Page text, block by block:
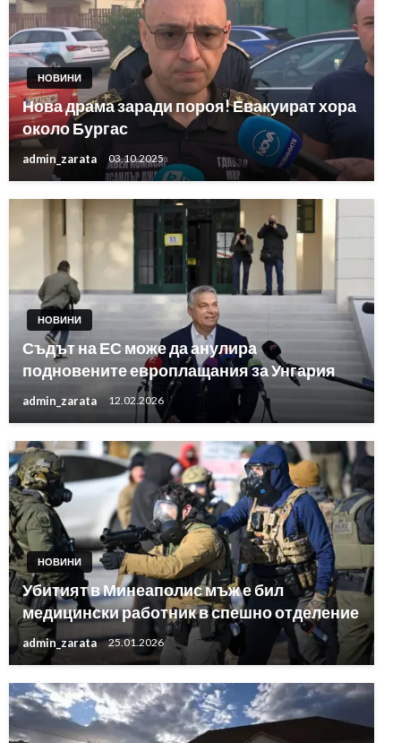
НОВИНИ
Нова драма заради пороя! Евакуират хора
около Бургас
admin_zarata 03.10.2025
НОВИНИ
Съдът на ЕС може да анулира
подновените европлащания за Унгария
admin_zarata 12.02.2026
НОВИНИ
Убитият в Минеаполис мъж е бил
медицински работник в спешно отделение
admin_zarata 25.01.2026